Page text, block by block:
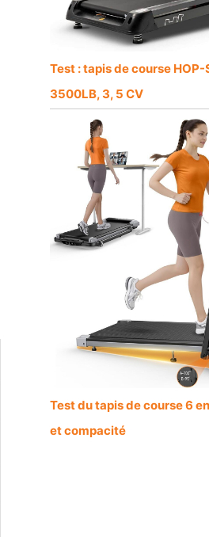
Test : tapis de course
3500LB, 3, 5 CV
Test du tapis de course 6
et compacité